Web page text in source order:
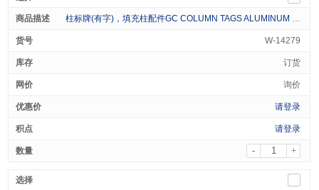
柱标牌(有字)，填充柱配件GC COLUMN TAGS ALUMINUM EMBOSSED 30/pk
W-14279
订货
询价
请登录
请登录
- +